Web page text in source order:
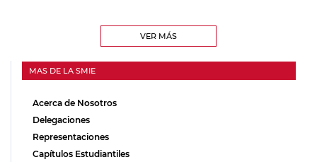
VER MÁS
MAS DE LA SMIE
Acerca de Nosotros
Delegaciones
Representaciones
Capítulos Estudiantiles